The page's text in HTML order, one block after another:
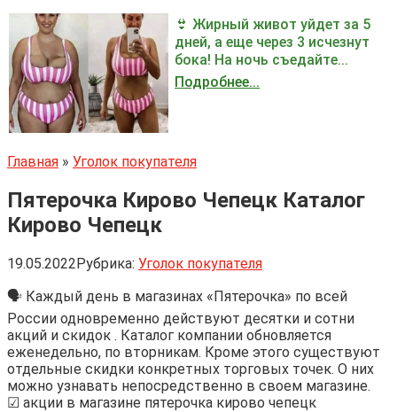
👙 Жирный живот уйдет за 5
дней, а еще через 3 исчезнут
бока! На ночь съедайте...
Подробнее...
Главная » Уголок покупателя
Пятерочка Кирово Чепецк Каталог
Кирово Чепецк
19.05.2022Рубрика: Уголок покупателя
🗣 Каждый день в магазинах «Пятерочка» по всей
России одновременно действуют десятки и сотни
акций и скидок . Каталог компании обновляется
еженедельно, по вторникам. Кроме этого существуют
отдельные скидки конкретных торговых точек. О них
можно узнавать непосредственно в своем магазине.
☑ акции в магазине пятерочка кирово чепецк